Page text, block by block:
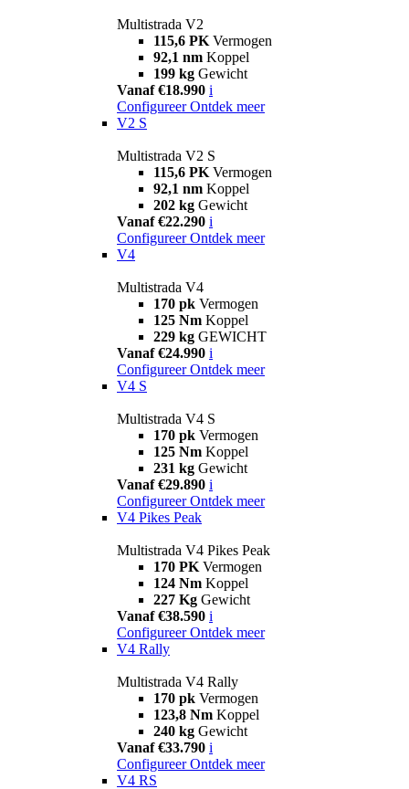
Multistrada V2
115,6 PK Vermogen
92,1 nm Koppel
199 kg Gewicht
Vanaf €18.990 i
Configureer Ontdek meer
V2 S
Multistrada V2 S
115,6 PK Vermogen
92,1 nm Koppel
202 kg Gewicht
Vanaf €22.290 i
Configureer Ontdek meer
V4
Multistrada V4
170 pk Vermogen
125 Nm Koppel
229 kg GEWICHT
Vanaf €24.990 i
Configureer Ontdek meer
V4 S
Multistrada V4 S
170 pk Vermogen
125 Nm Koppel
231 kg Gewicht
Vanaf €29.890 i
Configureer Ontdek meer
V4 Pikes Peak
Multistrada V4 Pikes Peak
170 PK Vermogen
124 Nm Koppel
227 Kg Gewicht
Vanaf €38.590 i
Configureer Ontdek meer
V4 Rally
Multistrada V4 Rally
170 pk Vermogen
123,8 Nm Koppel
240 kg Gewicht
Vanaf €33.790 i
Configureer Ontdek meer
V4 RS